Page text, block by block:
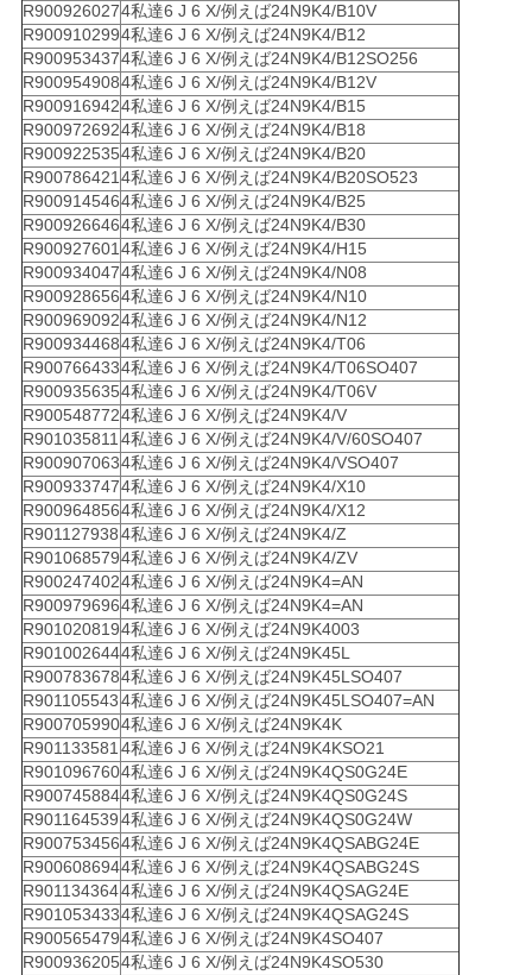
R9009260274私達6 J 6 X/例えば24N9K4/B10V
R9009102994私達6 J 6 X/例えば24N9K4/B12
R9009534374私達6 J 6 X/例えば24N9K4/B12SO256
R9009549084私達6 J 6 X/例えば24N9K4/B12V
R9009169424私達6 J 6 X/例えば24N9K4/B15
R9009726924私達6 J 6 X/例えば24N9K4/B18
R9009225354私達6 J 6 X/例えば24N9K4/B20
R900786421 4私達6 J 6 X/例えば24N9K4/B20SO523
R9009145464私達6 J 6 X/例えば24N9K4/B25
R9009266464私達6 J 6 X/例えば24N9K4/B30
R900927601 4私達6 J 6 X/例えば24N9K4/H15
R9009340474私達6 J 6 X/例えば24N9K4/N08
R9009286564私達6 J 6 X/例えば24N9K4/N10
R9009690924私達6 J 6 X/例えば24N9K4/N12
R9009344684私達6 J 6 X/例えば24N9K4/T06
R9007664334私達6 J 6 X/例えば24N9K4/T06SO407
R9009356354私達6 J 6 X/例えば24N9K4/T06V
R9005487724私達6 J 6 X/例えば24N9K4/V
R901035811 4私達6 J 6 X/例えば24N9K4/V/60SO407
R9009070634私達6 J 6 X/例えば24N9K4/VSO407
R9009337474私達6 J 6 X/例えば24N9K4/X10
R9009648564私達6 J 6 X/例えば24N9K4/X12
R9011279384私達6 J 6 X/例えば24N9K4/Z
R9010685794私達6 J 6 X/例えば24N9K4/ZV
R9002474024私達6 J 6 X/例えば24N9K4=AN
R9009796964私達6 J 6 X/例えば24N9K4=AN
R9010208194私達6 J 6 X/例えば24N9K4003
R9010026444私達6 J 6 X/例えば24N9K45L
R9007836784私達6 J 6 X/例えば24N9K45LSO407
R9011055434私達6 J 6 X/例えば24N9K45LSO407=AN
R9007059904私達6 J 6 X/例えば24N9K4K
R901133581 4私達6 J 6 X/例えば24N9K4KSO21
R9010967604私達6 J 6 X/例えば24N9K4QS0G24E
R9007458844私達6 J 6 X/例えば24N9K4QS0G24S
R9011645394私達6 J 6 X/例えば24N9K4QS0G24W
R9007534564私達6 J 6 X/例えば24N9K4QSABG24E
R9006086944私達6 J 6 X/例えば24N9K4QSABG24S
R9011343644私達6 J 6 X/例えば24N9K4QSAG24E
R9010534334私達6 J 6 X/例えば24N9K4QSAG24S
R9005654794私達6 J 6 X/例えば24N9K4SO407
R9009362054私達6 J 6 X/例えば24N9K4SO530